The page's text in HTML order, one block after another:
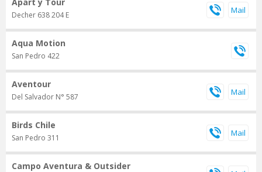
Decher 638 204 E
Aqua Motion
San Pedro 422
Aventour
Del Salvador N° 587
Birds Chile
San Pedro 311
Campo Aventura & Outsider